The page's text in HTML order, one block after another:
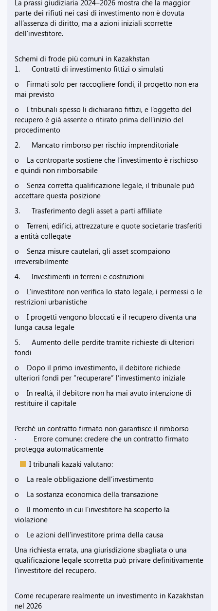
La prassi giudiziaria 2024–2026 mostra che la maggior
parte dei rifiuti nei casi di investimento non è dovuta
all’assenza di diritto, ma a azioni iniziali scorrette
dell’investitore.
Schemi di frode più comuni in Kazakhstan
1. Contratti di investimento fittizi o simulati
o Firmati solo per raccogliere fondi, il progetto non era
mai previsto
o I tribunali spesso li dichiarano fittizi, e l’oggetto del
recupero è già assente o ritirato prima dell’inizio del
procedimento
2. Mancato rimborso per rischio imprenditoriale
o La controparte sostiene che l’investimento è rischioso
e quindi non rimborsabile
o Senza corretta qualificazione legale, il tribunale può
accettare questa posizione
3. Trasferimento degli asset a parti affiliate
o Terreni, edifici, attrezzature e quote societarie trasferiti
a entità collegate
o Senza misure cautelari, gli asset scompaiono
irreversibilmente
4. Investimenti in terreni e costruzioni
o L’investitore non verifica lo stato legale, i permessi o le
restrizioni urbanistiche
o I progetti vengono bloccati e il recupero diventa una
lunga causa legale
5. Aumento delle perdite tramite richieste di ulteriori
fondi
o Dopo il primo investimento, il debitore richiede
ulteriori fondi per “recuperare” l’investimento iniziale
o In realtà, il debitore non ha mai avuto intenzione di
restituire il capitale
Perché un contratto firmato non garantisce il rimborso
· Errore comune: credere che un contratto firmato
protegga automaticamente
I tribunali kazaki valutano:
o La reale obbligazione dell’investimento
o La sostanza economica della transazione
o Il momento in cui l’investitore ha scoperto la
violazione
o Le azioni dell’investitore prima della causa
Una richiesta errata, una giurisdizione sbagliata o una
qualificazione legale scorretta può privare definitivamente
l’investitore del recupero.
Come recuperare realmente un investimento in Kazakhstan
nel 2026